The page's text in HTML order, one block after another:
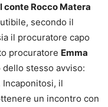
conte Rocco Matera
secondo il
il procuratore capo
procuratore Emma
dello stesso avviso:
il
un incontro con